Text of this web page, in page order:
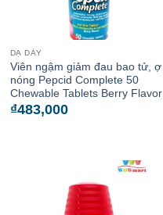
DẠ DÀY
Viên ngậm giảm đau bao tử, ợ
nóng Pepcid Complete 50
Chewable Tablets Berry Flavor
₫483,000